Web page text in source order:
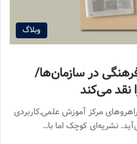
وبلاگ
در سازمان‌ها/
نقد می‌کند
مرکز آموزش علمی‌ـ‌کاربردی
نشریه‌ای کوچک اما با…